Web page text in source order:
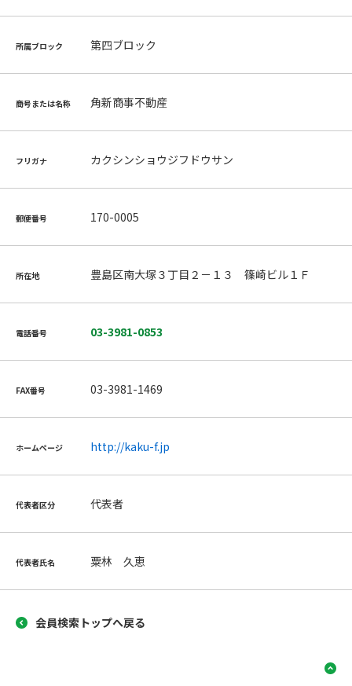
所属ブロック 第四ブロック
商号または名称 角新商事不動産
フリガナ カクシンショウジフドウサン
郵便番号 170-0005
所在地 豊島区南大塚３丁目２－１３ 篠崎ビル１Ｆ
電話番号 03-3981-0853
FAX番号 03-3981-1469
ホームページ http://kaku-f.jp
代表者区分 代表者
代表者氏名 粟林 久恵
会員検索トップへ戻る